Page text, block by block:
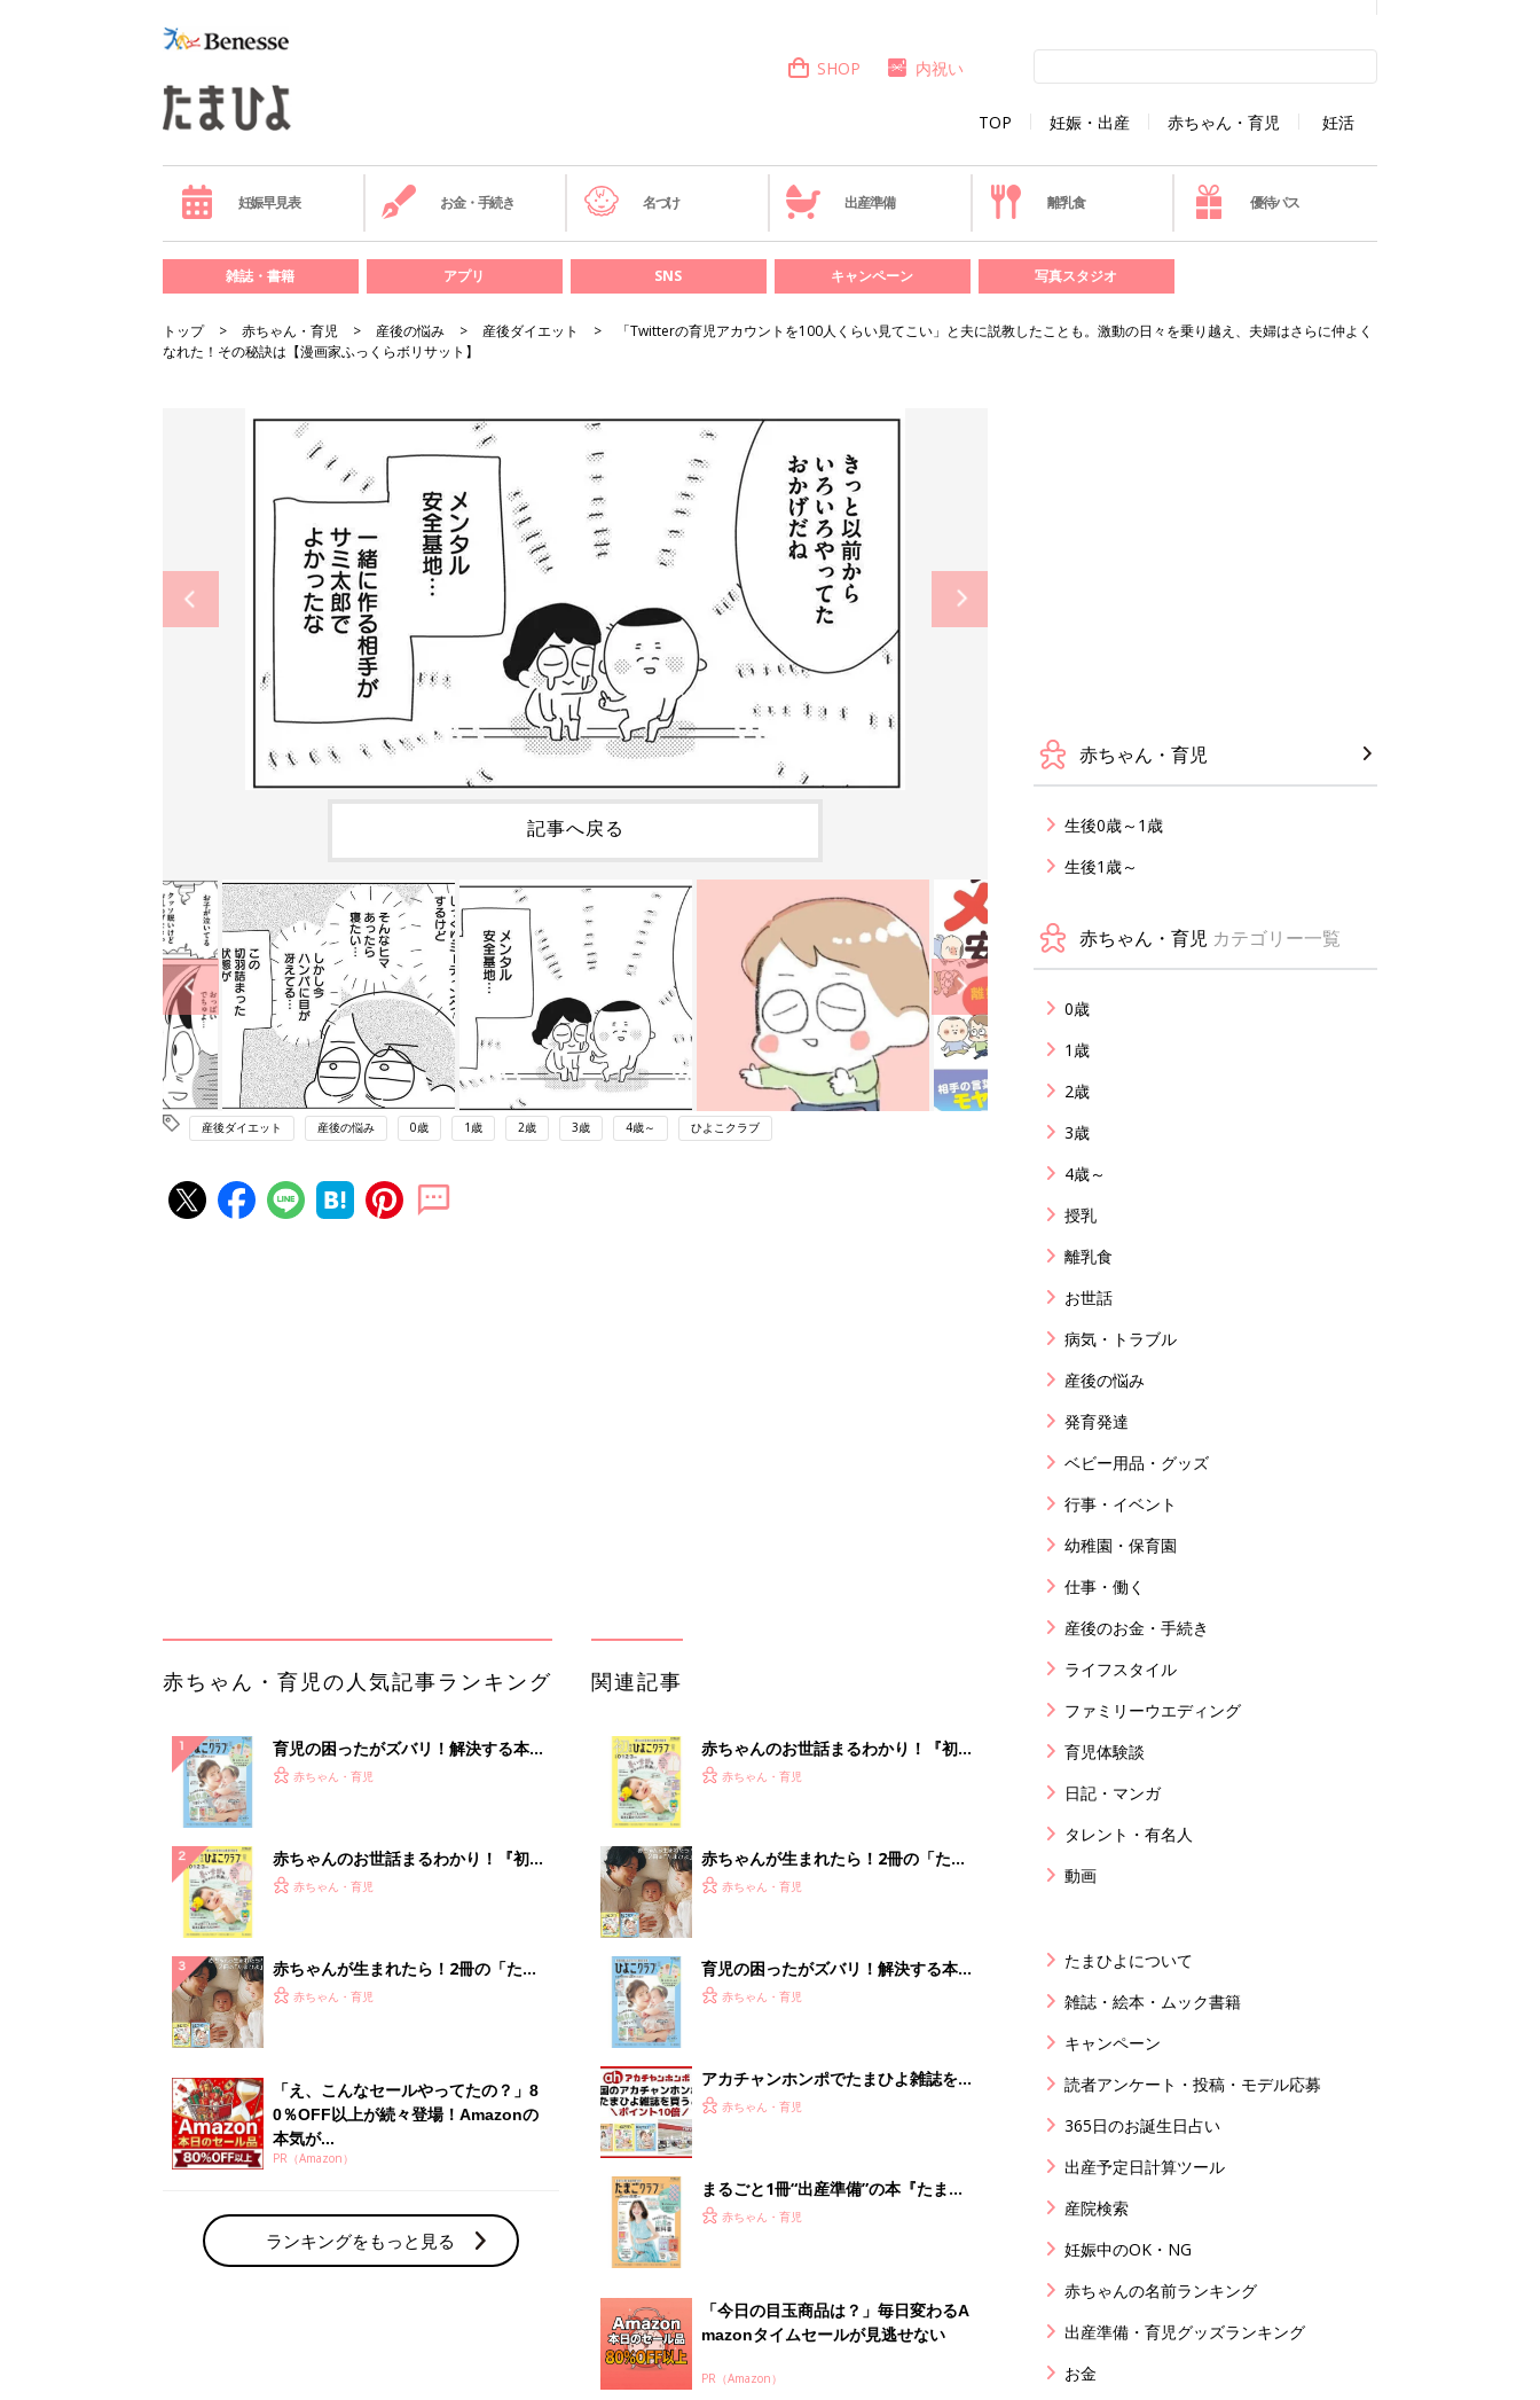
TOP 妊娠・出産 赤ちゃん・育児 妊活
SHOP 内祝い
妊娠早見表 お金・手続き 名づけ 出産準備 離乳食 優待パス
雑誌・書籍 アプリ SNS キャンペーン 写真スタジオ
トップ 赤ちゃん・育児 産後の悩み 産後ダイエット
「Twitterの育児アカウントを100人くらい見てこい」と夫に説教したことも。激動の日々を乗り越え、夫婦はさらに仲よく
なれた！その秘訣は【漫画家ふっくらボリサット】
記事へ戻る
産後ダイエット 産後の悩み 0歳 1歳 2歳 3歳 4歳～ ひよこクラブ
0％OFF以上が続々登場！Amazonの
本気が...
PR（Amazon）
ランキングをもっと見る
夫婦で予習する 出産の教科書
mazonタイムセールが見逃せない
PR（Amazon）
赤ちゃん・育児の人気テーマ
育児日記・マンガ
離乳食はいつから？進め方は？「たまひよ きほんの離
授乳の悩みや初めての離乳食作りに役立つ
子育てとお金
赤ちゃん・育児
生後0歳～1歳
生後1歳～
赤ちゃん・育児 カテゴリー一覧
0歳
1歳
2歳
3歳
4歳～
授乳
離乳食
お世話
病気・トラブル
産後の悩み
発育発達
ベビー用品・グッズ
行事・イベント
幼稚園・保育園
仕事・働く
産後のお金・手続き
ライフスタイル
ファミリーウエディング
育児体験談
日記・マンガ
タレント・有名人
動画
たまひよについて
雑誌・絵本・ムック書籍
キャンペーン
読者アンケート・投稿・モデル応募
365日のお誕生日占い
出産予定日計算ツール
産院検索
妊娠中のOK・NG
赤ちゃんの名前ランキング
出産準備・育児グッズランキング
お金